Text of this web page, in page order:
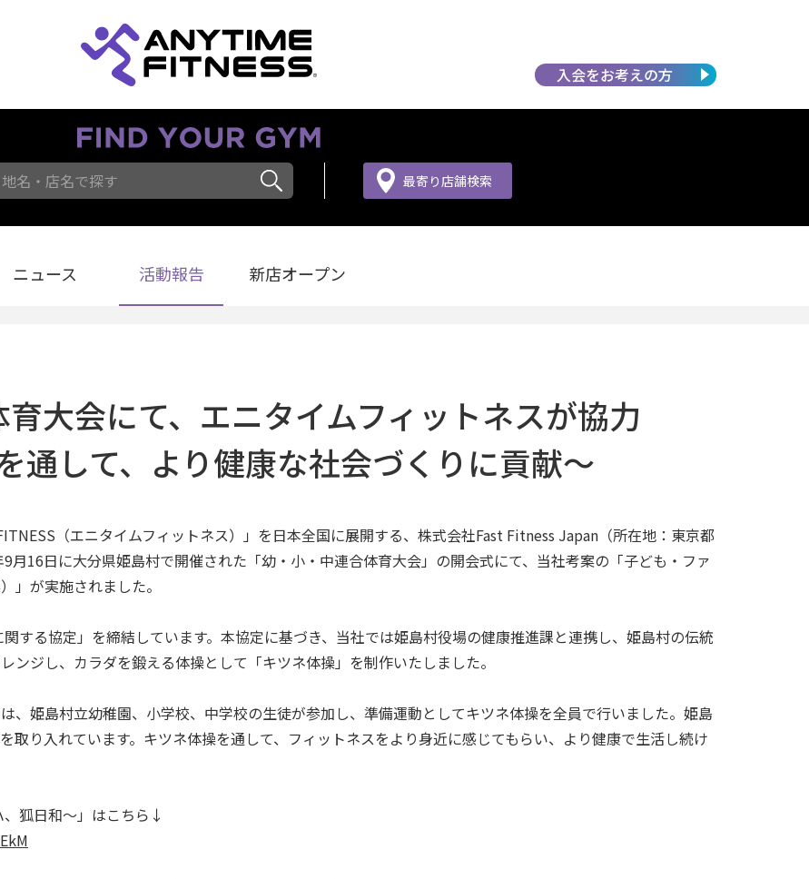
入会をお考えの方
名・店名で探す 最寄り店舗検索
ニュース 活動報告 新店オープン
大会にて、エニタイムフィットネスが協力
通して、より健康な社会づくりに貢献～
（エニタイムフィットネス）」を日本全国に展開する、株式会社Fast Fitness Japan（所在地：東京都
16日に大分県姫島村で開催された「幼・小・中連合体育大会」の開会式にて、当社考案の「子ども・ファ
」が実施されました。
する協定」を締結しています。本協定に基づき、当社では姫島村役場の健康推進課と連携し、姫島村の伝統
ンジし、カラダを鍛える体操として「キツネ体操」を制作いたしました。
、姫島村立幼稚園、小学校、中学校の生徒が参加し、準備運動としてキツネ体操を全員で行いました。姫島
取り入れています。キツネ体操を通して、フィットネスをより身近に感じてもらい、より健康で生活し続け
狐日和～」はこちら↓